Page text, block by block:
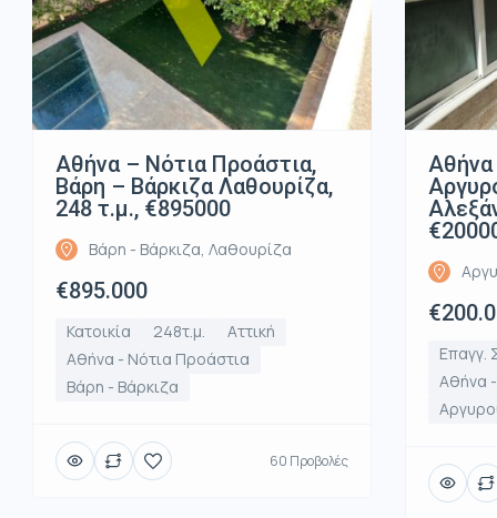
Αθήνα – Νότια Προάστια,
Βάρη – Βάρκιζα Λαθουρίζα,
248 τ.μ., €895000
Βάρη - Βάρκιζα, Λαθουρίζα
€895.000
Κατοικία 248τ.μ.
Αττική
Αθήνα - Νότια Προάστια
Βάρη - Βάρκιζα
60 Προβολές
Αθήνα
Επαγγ.
Αθήνα